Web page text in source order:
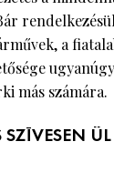
a
más számára.